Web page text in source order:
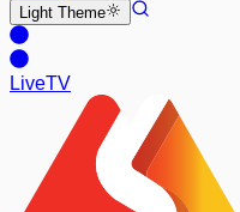
Light Theme
LiveTV